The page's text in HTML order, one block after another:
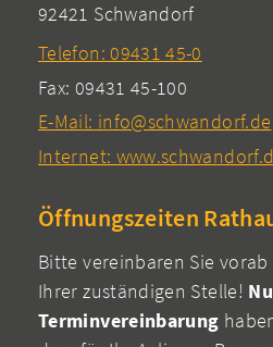
92421 Schwandorf
Telefon: 09431 45-0
Fax: 09431 45-100
E-Mail: info@schwandorf.de
Internet:
Öffnungszeiten
Bitte vereinbaren Sie
Ihrer zuständigen Stelle!
Terminvereinbarung